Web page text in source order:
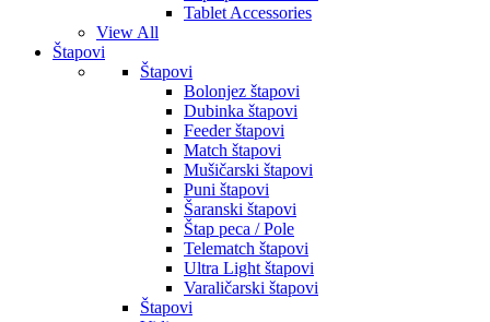
Tablet Accessories
View All
Štapovi
Štapovi
Bolonjez štapovi
Dubinka štapovi
Feeder štapovi
Match štapovi
Mušičarski štapovi
Puni štapovi
Šaranski štapovi
Štap peca / Pole
Telematch štapovi
Ultra Light štapovi
Varaličarski štapovi
Štapovi